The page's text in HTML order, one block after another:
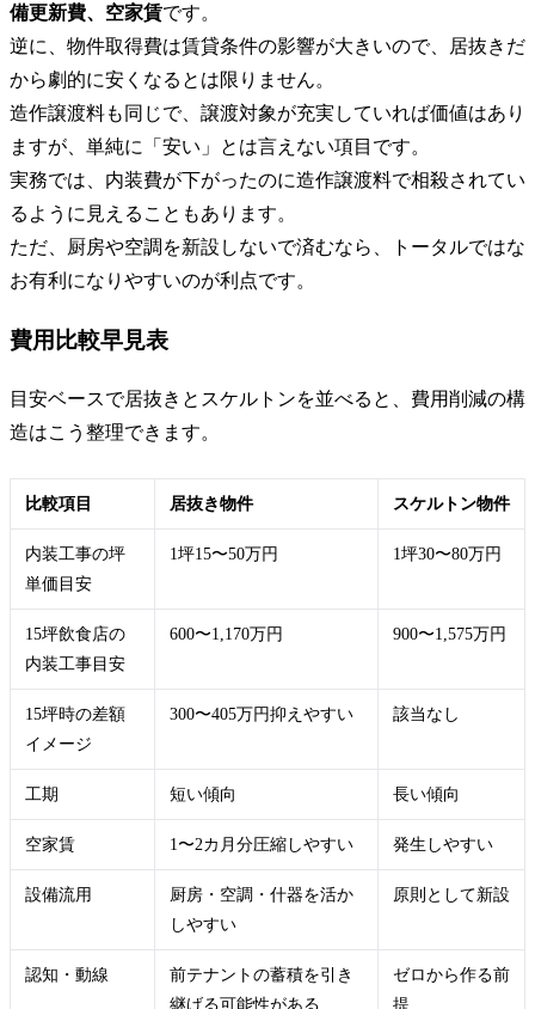
備更新費、空家賃です。
逆に、物件取得費は賃貸条件の影響が大きいので、居抜きだ
から劇的に安くなるとは限りません。
造作譲渡料も同じで、譲渡対象が充実していれば価値はあり
ますが、単純に「安い」とは言えない項目です。
実務では、内装費が下がったのに造作譲渡料で相殺されてい
るように見えることもあります。
ただ、厨房や空調を新設しないで済むなら、トータルではな
お有利になりやすいのが利点です。
費用比較早見表
目安ベースで居抜きとスケルトンを並べると、費用削減の構
造はこう整理できます。
比較項目 居抜き物件 スケルトン物件
内装工事の坪
単価目安
1坪15〜50万円 1坪30〜80万円
15坪飲食店の
内装工事目安
600〜1,170万円 900〜1,575万円
15坪時の差額
イメージ
300〜405万円抑えやすい 該当なし
工期 短い傾向 長い傾向
空家賃 1〜2カ月分圧縮しやすい 発生しやすい
設備流用
厨房・空調・什器を活か
しやすい
原則として新設
認知・動線
前テナントの蓄積を引き
継げる可能性がある
ゼロから作る前
提